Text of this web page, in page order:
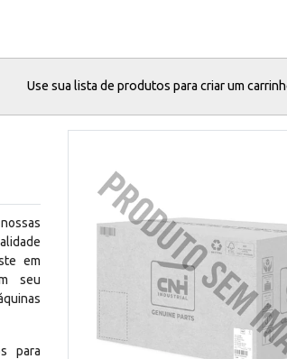
Use sua lista de produtos para criar um
em
seu
para